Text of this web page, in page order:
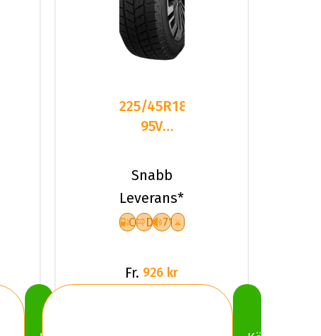
225/45R18
95V
SNOW-H
MWH01
XL Fr
Snabb
Leverans*
C D 71
Fr. 926 kr